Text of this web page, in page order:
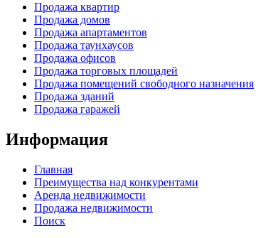
Продажа квартир
Продажа домов
Продажа апартаментов
Продажа таунхаусов
Продажа офисов
Продажа торговых площадей
Продажа помещений свободного назначения
Продажа зданий
Продажа гаражей
Информация
Главная
Преимущества над конкурентами
Аренда недвижимости
Продажа недвижимости
Поиск